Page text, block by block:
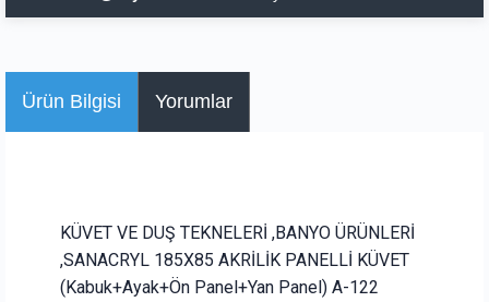
Ürün Bilgisi Yorumlar
KÜVET VE DUŞ TEKNELERİ ,BANYO ÜRÜNLERİ
,SANACRYL 185X85 AKRİLİK PANELLİ KÜVET
(Kabuk+Ayak+Ön Panel+Yan Panel) A-122